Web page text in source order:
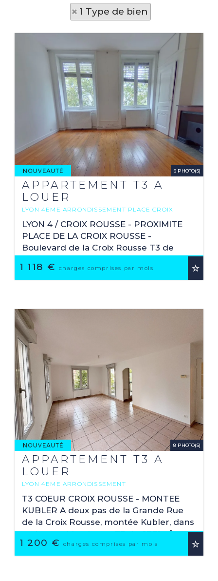
1 Type de bien
6 PHOTO(S)
APPARTEMENT T3 A
LOUER
LYON 4EME ARRONDISSEMENT PLACE CROIX
ROUSSE-AUSTERLITZ
68.57 M2
1 118 € charges comprises par mois
LYON 4 / CROIX ROUSSE - PROXIMITE
PLACE DE LA CROIX ROUSSE -
Boulevard de la Croix Rousse T3 de
ascenseur, dans un bel immeuble
ancien, type Canut. Il se compose ...
8 PHOTO(S)
APPARTEMENT T3 A
LOUER
LYON 4EME ARRONDISSEMENT
67.31 M2
1 200 € charges comprises par mois
T3 COEUR CROIX ROUSSE - MONTEE
KUBLER A deux pas de la Grande Rue
de la Croix Rousse, montée Kubler, dans
un immeuble récent, T3 de 67,31m²
Carrez, situé au 2ème étage avec
ascenseur, composé d'un ...